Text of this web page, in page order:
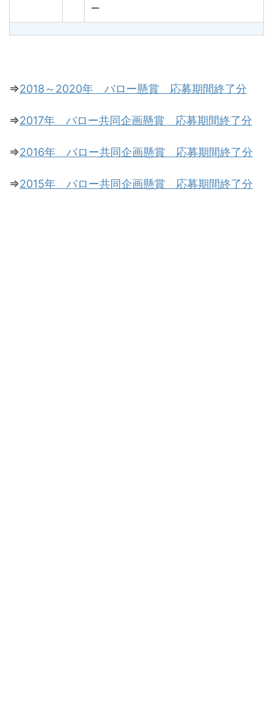
ー
⇒2018～2020年 バロー懸賞 応募期間終了分
⇒2017年 バロー共同企画懸賞 応募期間終了分
⇒2016年 バロー共同企画懸賞 応募期間終了分
⇒2015年 バロー共同企画懸賞 応募期間終了分